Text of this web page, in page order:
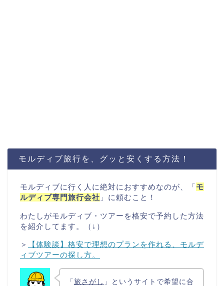
モルディブ旅行を、グッと安くする方法！
モルディブに行く人に絶対におすすめなのが、「モ
ルディブ専門旅行会社 」に頼むこと！
わたしがモルディブ・ツアーを格安で予約した方法
を紹介してます。（↓）
＞
【体験談】格安で理想のプランを作れる、モルデ
ィブツアーの探し方。
「旅さがし 」というサイトで希望に合